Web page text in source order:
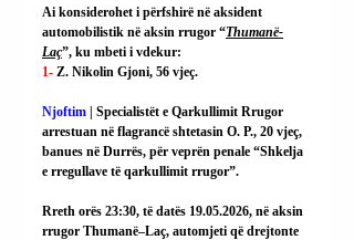
Ai konsiderohet i përfshirë në aksident
automobilistik në aksin rrugor “Thumanë-
Laç”, ku mbeti i vdekur:
1- Z. Nikolin Gjoni, 56 vjeç.
Njoftim
| Specialistët e Qarkullimit Rrugor
arrestuan në flagrancë shtetasin O. P., 20 vjeç,
banues në Durrës, për veprën penale “Shkelja
e rregullave të qarkullimit rrugor”.
Rreth orës 23:30, të datës 19.05.2026, në aksin
rrugor Thumanë–Laç, automjeti që drejtonte